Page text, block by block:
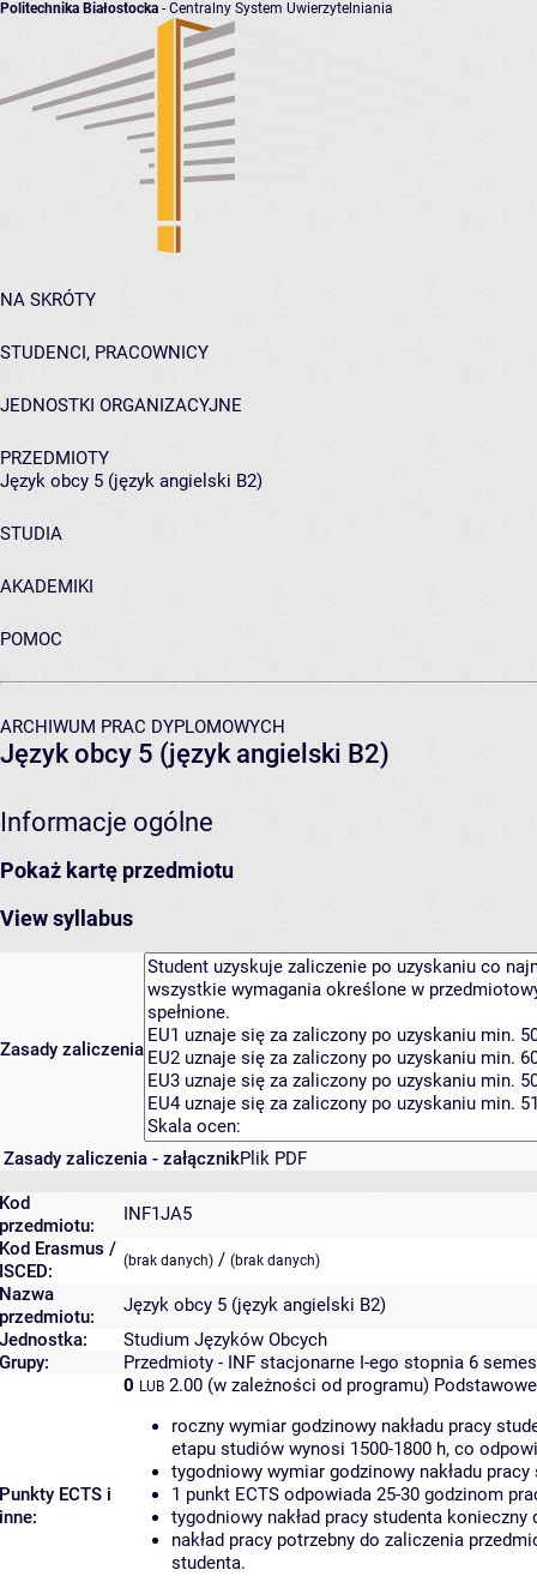
Politechnika Białostocka - Centralny System Uwierzytelniania
NA SKRÓTY
STUDENCI, PRACOWNICY
JEDNOSTKI ORGANIZACYJNE
PRZEDMIOTY
Język obcy 5 (język angielski B2)
STUDIA
AKADEMIKI
POMOC
ARCHIWUM PRAC DYPLOMOWYCH
Język obcy 5 (język angielski B2)
Informacje ogólne
Pokaż kartę przedmiotu
View syllabus
Zasady zaliczenia
Zasady zaliczenia - załącznikPlik PDF
Kod
przedmiotu:
INF1JA5
Kod Erasmus /
ISCED:
(brak danych) / (brak danych)
Nazwa
przedmiotu:
Język obcy 5 (język angielski B2)
Jednostka:
Studium Języków Obcych
Grupy:
Przedmioty - INF stacjonarne I-ego stopnia 6
Punkty ECTS i
inne:
0 LUB 2.00 (w zależności od programu)
roczny wymiar godzinowy nakładu pracy
etapu studiów wynosi 1500-1800 h, co
tygodniowy wymiar godzinowy nakładu
1 punkt ECTS odpowiada 25-30 godzinom
tygodniowy nakład pracy studenta
nakład pracy potrzebny do zaliczenia
studenta.